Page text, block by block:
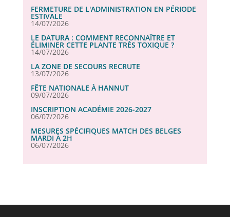
FERMETURE DE L'ADMINISTRATION EN PÉRIODE
ESTIVALE
14/07/2026
LE DATURA : COMMENT RECONNAÎTRE ET
ÉLIMINER CETTE PLANTE TRÈS TOXIQUE ?
14/07/2026
LA ZONE DE SECOURS RECRUTE
13/07/2026
FÊTE NATIONALE À HANNUT
09/07/2026
INSCRIPTION ACADÉMIE 2026-2027
06/07/2026
MESURES SPÉCIFIQUES MATCH DES BELGES
MARDI À 2H
06/07/2026